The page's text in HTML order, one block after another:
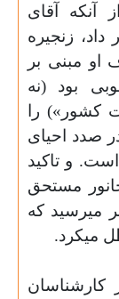
آنکه آقای
زنجیره
او مبنی بر
بود (نه
« نخست کشور») را
در صدد احیای
به اصطلاح انزواگرائی سالهای ١٩٣٠ است. و تاکید
مستحق
میرسید که
میکرد.
کارشناسان